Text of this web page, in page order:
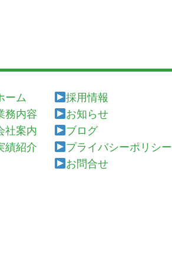
ーム
務内容
社案内
績紹介
採用情報
お知らせ
ブログ
プライバシーポリシー
お問合せ